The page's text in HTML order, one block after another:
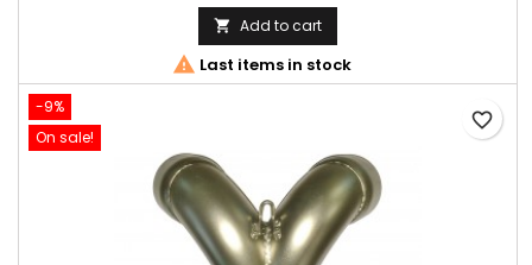
 Add to cart
 Last items in stock
-9%
On sale!
favorite_border